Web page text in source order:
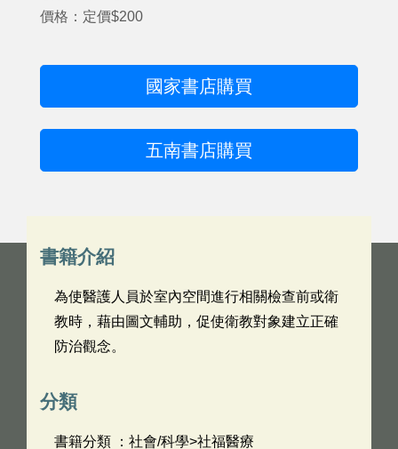
價格：定價$200
國家書店購買
五南書店購買
書籍介紹
為使醫護人員於室內空間進行相關檢查前或衛
教時，藉由圖文輔助，促使衛教對象建立正確
防治觀念。
分類
書籍分類 ：社會/科學>社福醫療